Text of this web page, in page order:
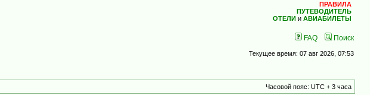
ПРАВИЛА
ПУТЕВОДИТЕЛЬ
ОТЕЛИ и АВИАБИЛЕТЫ
FAQ Поиск
Текущее время: 07 авг 2026, 07:53
Часовой пояс: UTC + 3 часа